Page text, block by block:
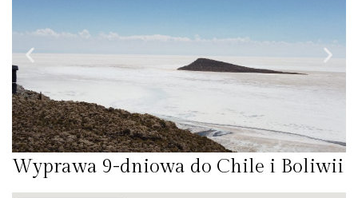
Wyprawa 9-dniowa do Chile i Boliwii